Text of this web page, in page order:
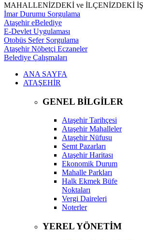
MAHALLENİZDEKİ ve İLÇENİZDEKİ
İmar Durumu Sorgulama
Ataşehir eBelediye
E-Devlet Uygulaması
Otobüs Sefer Sorgulama
Ataşehir Nöbetçi Eczaneler
Belediye Çalışmaları
ANA SAYFA
ATAŞEHİR
GENEL BİLGİLER
Ataşehir Tarihçesi
Ataşehir Mahalleler
Ataşehir Nüfusu
Semt Pazarları
Ataşehir Haritası
Ekonomik Durum
Mahalle Parkları
Halk Ekmek Büfe
Noktaları
Vergi Daireleri
Noterler
YEREL YÖNETİM